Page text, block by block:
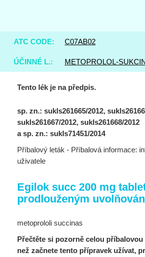
ATC CODE: C07AB02
ÚČINNÉ L.: METOPROLOL-
Tento lék je na předpis.
sp. zn.: sukls261665/2012,
sukls261667/2012, sukls261668/2012
a sp. zn.: sukls71451/2014
Příbalový leták - Příbalová informace:
uživatele
Egilok succ 200 mg
prodlouženým
metoprololi succinas
Přečtěte si pozorně celou
než začnete tento přípravek užívat,